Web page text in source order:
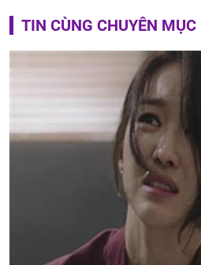
TIN CÙNG CHUYÊN MỤC